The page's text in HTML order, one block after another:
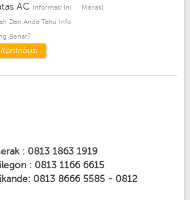
AC Informasi Ini
Dan Anda Tahu Info
Benar?
Kontribusi
Merak)
: 0813 1863 1919
: 0813 1166 6615
0813 8666 5585 - 0812